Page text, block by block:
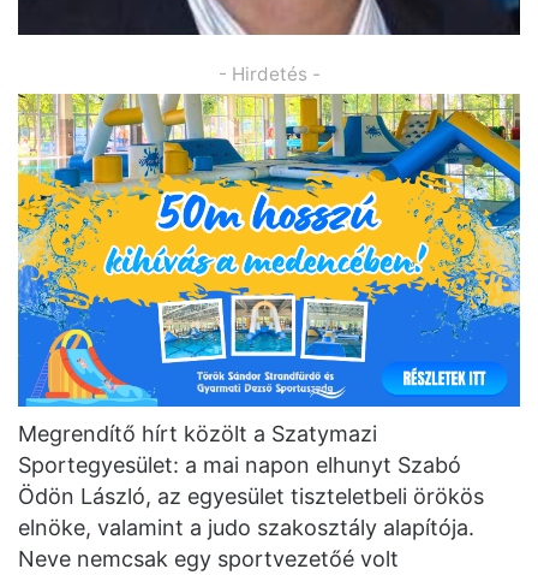
- Hirdetés -
Megrendítő hírt közölt a Szatymazi
Sportegyesület: a mai napon elhunyt Szabó
Ödön László, az egyesület tiszteletbeli örökös
elnöke, valamint a judo szakosztály alapítója.
Neve nemcsak egy sportvezetőé volt